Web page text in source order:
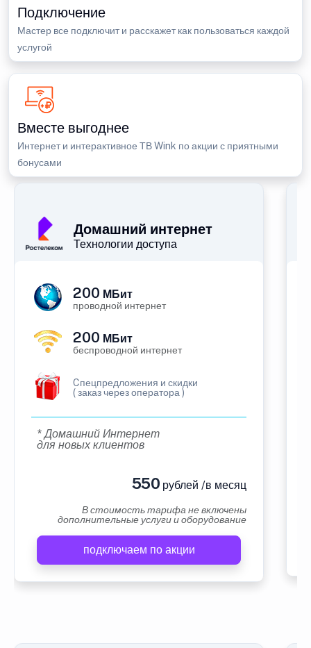
Подключение
Мастер все подключит и расскажет как пользоваться каждой
услугой
Вместе выгоднее
Интернет и интерактивное ТВ Wink по акции с приятными
бонусами
Домашний интернет
Технологии доступа
200 МБит
проводной интернет
200 МБит
беспроводной интернет
Cпецпредложения и скидки
( заказ через оператора )
* Домашний Интернет
для новых клиентов
550 рублей /в месяц
В стоимость тарифа не включены
дополнительные услуги и оборудование
подключаем по акции